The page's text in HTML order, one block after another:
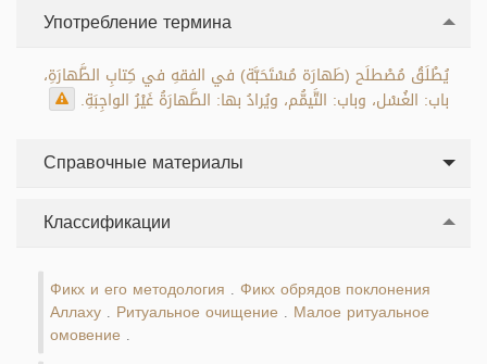
Употребление термина
يُطْلَقُ مُصْطلَح (طَهارَة مُسْتَحَبَّة) في الفقهِ في كِتابِ الطَّهارَةِ،
باب: الغُسْل، وباب: التَّيمُّم، ويُرادُ بها: الطَّهارَةُ غَيْرُ الواجِبَةِ.
Справочные материалы
Классификации
Фикх и его методология Фикх обрядов поклонения
Аллаху Ритуальное очищение Малое ритуальное
омовение